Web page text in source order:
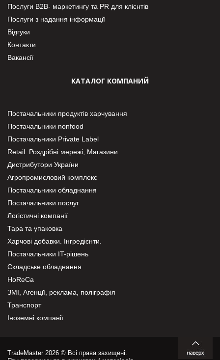
Послуги В2В- маркетингу та PR для клієнтів
Послуги з надання інформації
Відгуки
Контакти
Вакансії
КАТАЛОГ КОМПАНИЙ
Постачальники продуктів харчування
Постачальники nonfood
Постачальники Private Label
Retail. Роздрібні мережі, Магазини
Дистрибутори України
Агропромисловий комплекс
Постачальники обладнання
Постачальники послуг
Логістичні компанії
Тара та упаковка
Харчові добавки. Інгредієнти.
Постачальники IT-рішень
Складське обладнання
HoReCa
ЗМІ, Агенції, реклама, поліграфія
Транспорт
Іноземні компанії
TradeMaster 2026 © Всі права захищені.